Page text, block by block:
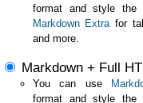
format and style the
Markdown Extra for
and more.
Markdown + Full
You can use
format and style the